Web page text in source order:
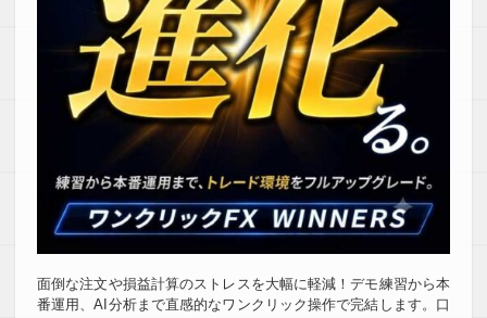
面倒な注文や損益計算のストレスを大幅に軽減！デモ練習から本
番運用、AI分析まで直感的なワンクリック操作で完結します。口